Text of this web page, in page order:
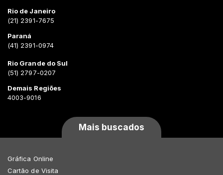
Rio de Janeiro
(21) 2391-7675
Paraná
(41) 2391-0974
Rio Grande do Sul
(51) 2797-0207
Demais Regiões
4003-9016
Mais buscados
Gráfica Online
Cartão de Visita